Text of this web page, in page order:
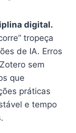
digital.
tropeça
de IA. Erros
sem
que
práticas
e tempo